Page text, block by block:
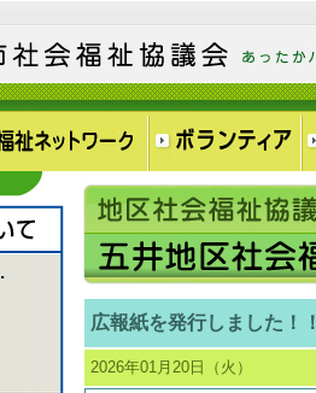
広報紙を発行しました！
2026年01月20日（火）